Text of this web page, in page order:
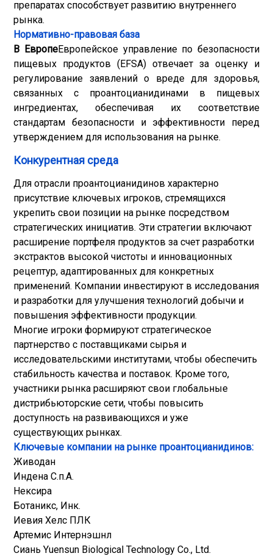
препаратах способствует развитию внутреннего
рынка.
Нормативно-правовая база
В ЕвропеЕвропейское управление по безопасности
пищевых продуктов (EFSA) отвечает за оценку и
регулирование заявлений о вреде для здоровья,
связанных с проантоцианидинами в пищевых
ингредиентах, обеспечивая их соответствие
стандартам безопасности и эффективности перед
утверждением для использования на рынке.
Конкурентная среда
Для отрасли проантоцианидинов характерно
присутствие ключевых игроков, стремящихся
укрепить свои позиции на рынке посредством
стратегических инициатив. Эти стратегии включают
расширение портфеля продуктов за счет разработки
экстрактов высокой чистоты и инновационных
рецептур, адаптированных для конкретных
применений. Компании инвестируют в исследования
и разработки для улучшения технологий добычи и
повышения эффективности продукции.
Многие игроки формируют стратегическое
партнерство с поставщиками сырья и
исследовательскими институтами, чтобы обеспечить
стабильность качества и поставок. Кроме того,
участники рынка расширяют свои глобальные
дистрибьюторские сети, чтобы повысить
доступность на развивающихся и уже
существующих рынках.
Ключевые компании на рынке проантоцианидинов:
Живодан
Индена С.п.А.
Нексира
Ботаникс, Инк.
Иевия Хелс ПЛК
Артемис Интернэшнл
Сиань Yuensun Biological Technology Co., Ltd.